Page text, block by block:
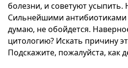
болезни, и советуют усыпить.
Сильнейшими антибиотиками
думаю, не обойдется.
цитологию? Искать причину
Подскажите, пожалуйста, как